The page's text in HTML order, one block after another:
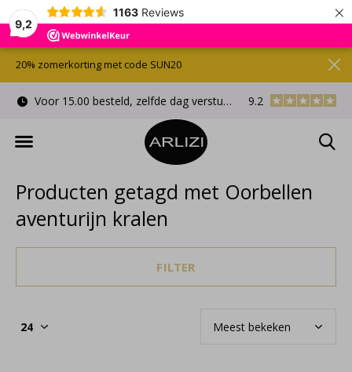
9,2
1163 Reviews ×
Voor 15.00 besteld, zelfde dag verstuurd Gratis
9.2
20% zomerkorting met code SUN20
Producten getagd met Oorbellen
aventurijn kralen
FILTER